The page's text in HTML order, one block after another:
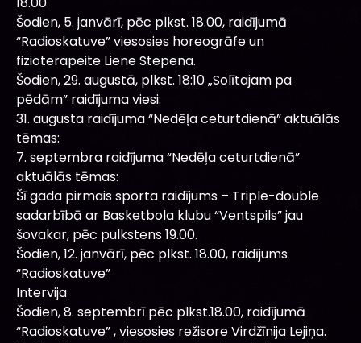
Šodien, 5. janvārī, pēc plkst. 18.00, raidījumā
“Radioskatuve” viesosies horeogrāfe un
fizioterapeite Liene Stepena.
Šodien, 29. augustā, plkst. 18:10 „Solītajam pa
pēdām” raidījuma viesi:
31. augusta raidījuma “Nedēļa ceturtdienā” aktuālās
tēmas:
7. septembra raidījuma “Nedēļa ceturtdienā”
aktuālās tēmas:
Šī gada pirmais sporta raidījums – Triple-double
sadarbībā ar Basketbola klubu “Ventspils” jau
šovakar, pēc pulkstens 19.00.
Šodien, 12. janvārī, pēc plkst. 18.00, raidījums
“Radioskatuve”
Intervija
Šodien, 8. septembrī pēc plkst.18.00, raidījumā
“Radioskatuve” , viesosies režisore Virdžīnija Lejiņa.